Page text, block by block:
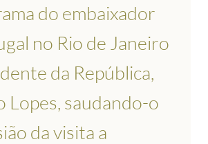
do embaixador
no Rio de Janeiro
da República,
Lopes, saudando-o
da visita a